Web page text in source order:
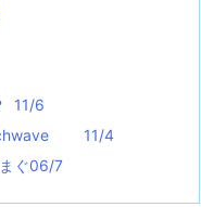
11/6
11/4
ぐ06/7